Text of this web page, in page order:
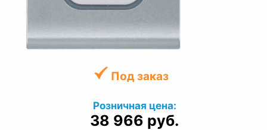
Под заказ
Розничная цена:
38 966 руб.